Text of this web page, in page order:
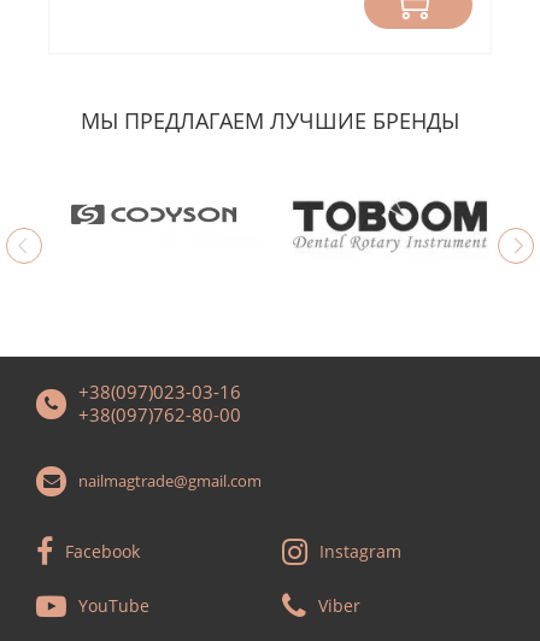
МЫ ПРЕДЛАГАЕМ ЛУЧШИЕ БРЕНДЫ
+38(097)023-03-16
+38(097)762-80-00
nailmagtrade@gmail.com
Facebook Instagram
YouTube Viber